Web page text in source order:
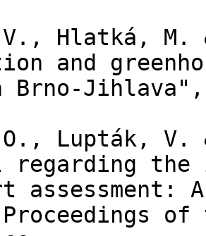
Hlatká, M.
and
Jihlava",
Lupták, V.
regarding the
assessment:
Proceedings